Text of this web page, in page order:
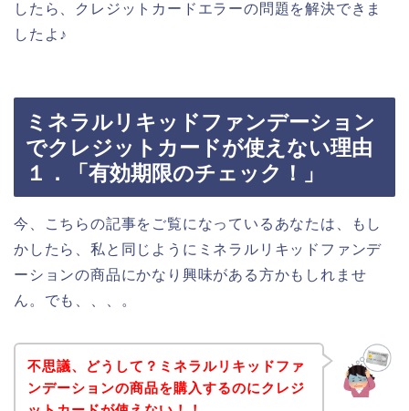
したら、クレジットカードエラーの問題を解決できま
したよ♪
ミネラルリキッドファンデーション
でクレジットカードが使えない理由
１．「有効期限のチェック！」
今、こちらの記事をご覧になっているあなたは、もし
かしたら、私と同じようにミネラルリキッドファンデ
ーションの商品にかなり興味がある方かもしれませ
ん。でも、、、。
不思議、どうして？ミネラルリキッドファ
ンデーションの商品を購入するのにクレジ